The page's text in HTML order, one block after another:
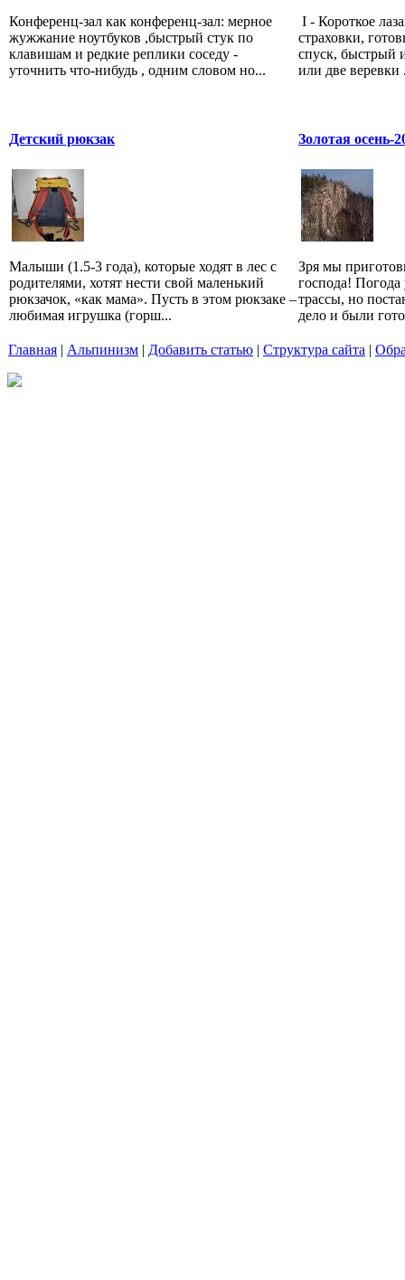
Конференц-зал как конференц-зал: мерное
жужжание ноутбуков ,быстрый стук по
клавишам и редкие реплики соседу -
уточнить что-нибудь , одним словом но...
I - Короткое
страховки,
спуск, быстрый
или две веревки
Детский рюкзак
Малыши (1.5-3 года), которые ходят в лес с
родителями, хотят нести свой маленький
рюкзачок, «как мама». Пусть в этом рюкзаке –
любимая игрушка (горш...
Золотая осень-
Зря мы
господа!
трассы, но
дело и были
Главная | Альпинизм | Добавить статью | Структура сайта |